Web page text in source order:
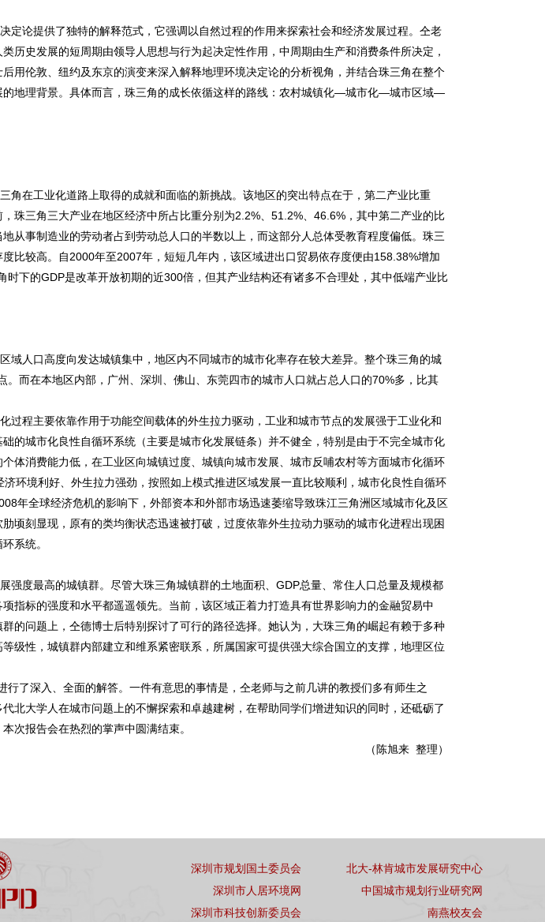
定论提供了独特的解释范式，它强调以自然过程的作用来探索社会和经济发展过程。仝老
历史发展的短周期由领导人思想与行为起决定性作用，中周期由生产和消费条件所决定，
用伦敦、纽约及东京的演变来深入解释地理环境决定论的分析视角，并结合珠三角在整个
的地理背景。具体而言，珠三角的成长依循这样的路线：农村城镇化—城市化—城市区域—
在工业化道路上取得的成就和面临的新挑战。该地区的突出特点在于，第二产业比重
珠三角三大产业在地区经济中所占比重分别为2.2%、51.2%、46.6%，其中第二产业的比
从事制造业的劳动者占到劳动总人口的半数以上，而这部分人总体受教育程度偏低。珠三
比较高。自2000年至2007年，短短几年内，该区域进出口贸易依存度便由158.38%增加
下的GDP是改革开放初期的近300倍，但其产业结构还有诸多不合理处，其中低端产业比
人口高度向发达城镇集中，地区内不同城市的城市化率存在较大差异。整个珠三角的城
而在本地区内部，广州、深圳、佛山、东莞四市的城市人口就占总人口的70%多，比其
程主要依靠作用于功能空间载体的外生拉力驱动，工业和城市节点的发展强于工业化和
的城市化良性自循环系统（主要是城市化发展链条）并不健全，特别是由于不完全城市化
体消费能力低，在工业区向城镇过度、城镇向城市发展、城市反哺农村等方面城市化循环
环境利好、外生拉力强劲，按照如上模式推进区域发展一直比较顺利，城市化良性自循环
年全球经济危机的影响下，外部资本和外部市场迅速萎缩导致珠江三角洲区域城市化及区
顷刻显现，原有的类均衡状态迅速被打破，过度依靠外生拉动力驱动的城市化进程出现困
系统。
度最高的城镇群。尽管大珠三角城镇群的土地面积、GDP总量、常住人口总量及规模都
指标的强度和水平都遥遥领先。当前，该区域正着力打造具有世界影响力的金融贸易中
的问题上，仝德博士后特别探讨了可行的路径选择。她认为，大珠三角的崛起有赖于多种
级性，城镇群内部建立和维系紧密联系，所属国家可提供强大综合国立的支撑，地理区位
行了深入、全面的解答。一件有意思的事情是，仝老师与之前几讲的教授们多有师生之
北大学人在城市问题上的不懈探索和卓越建树，在帮助同学们增进知识的同时，还砥砺了
次报告会在热烈的掌声中圆满结束。
（陈旭来 整理）
北大-林肯城市发展研究中心
中国城市规划行业研究网
南燕校友会
深圳市规划国土委员会
深圳市人居环境网
深圳市科技创新委员会